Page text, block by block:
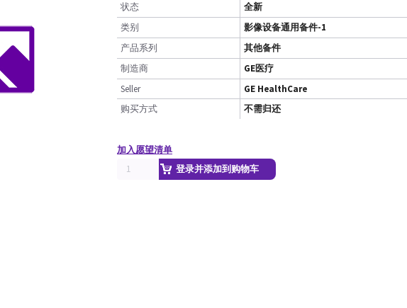
状态
全新
类别
影像设备通用备件-1
产品系列
其他备件
制造商
GE医疗
Seller
GE HealthCare
购买方式
不需归还
加入愿望清单
登录并添加到购物车